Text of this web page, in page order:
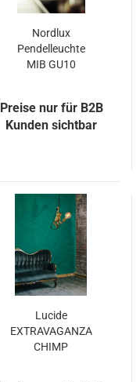
Nordlux
Pendelleuchte
MIB GU10
Preise nur für B2B
Kunden sichtbar
Lucide
EXTRAVAGANZA
CHIMP